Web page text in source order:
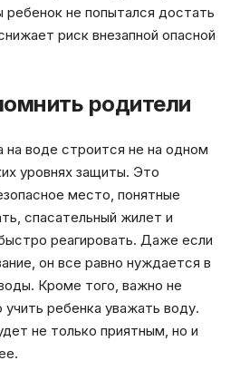
не попытался достать
риск внезапной опасной
родители
на воде строится не на одном
уровнях защиты. Это
место, понятные
спасательный жилет и
реагировать. Даже если
он все равно нуждается в
Кроме того, важно не
учить ребенка уважать воду.
не только приятным, но и